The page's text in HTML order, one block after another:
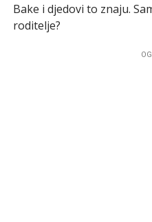
Bake i djedovi to znaju.
roditelje?